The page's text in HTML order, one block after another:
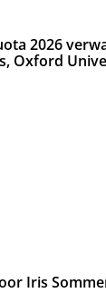
2026
Oxford
Iris